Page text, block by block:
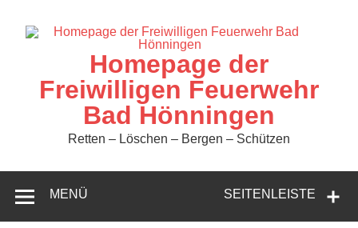
springen
Homepage der
Freiwilligen Feuerwehr
Bad Hönningen
Retten – Löschen – Bergen – Schützen
SEITENLEISTE
MENÜ